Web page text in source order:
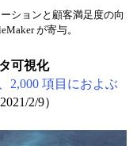
ションと顧客満足度の向
が寄与。
可視化
2,000 項目におよぶ
2021/2/9）